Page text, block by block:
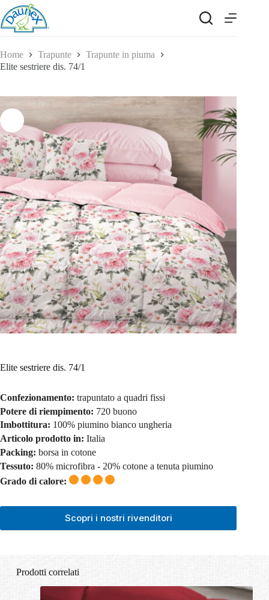
Salta
al
contenuto
Home Trapunte
Trapunte in piuma
Elite sestriere dis. 74/1
Elite sestriere dis. 74/1
Confezionamento: trapuntato a quadri fissi
Potere di riempimento: 720 buono
Imbottitura: 100% piumino bianco ungheria
Articolo prodotto in: Italia
Packing: borsa in cotone
Tessuto: 80% microfibra - 20% cotone a tenuta piumino
Grado di calore:
Scopri i nostri rivenditori
Prodotti correlati